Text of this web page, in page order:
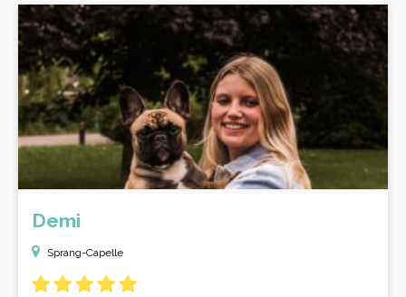
Demi
Sprang-Capelle